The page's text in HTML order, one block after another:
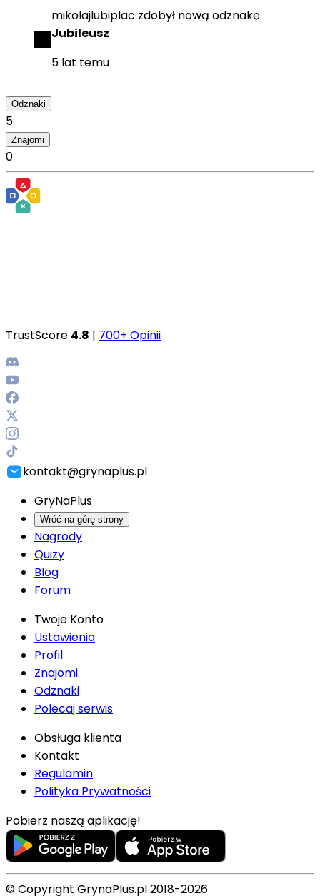
mikolajlubiplac zdobył nową odznakę
Jubileusz
5 lat temu
Odznaki
5
Znajomi
0
TrustScore 4.8 | 700+ Opinii
kontakt@grynaplus.pl
GryNaPlus
Wróć na górę strony
Nagrody
Quizy
Blog
Forum
Twoje Konto
Ustawienia
Profil
Znajomi
Odznaki
Polecaj serwis
Obsługa klienta
Kontakt
Regulamin
Polityka Prywatności
Pobierz naszą aplikację!
© Copyright GrynaPlus.pl 2018-2026